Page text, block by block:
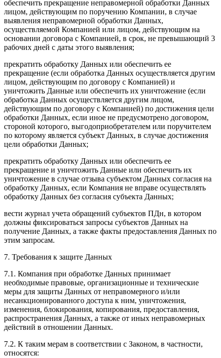
обеспечить прекращение неправомерной обработки Данных
лицом, действующим по поручению Компании, в случае
выявления неправомерной обработки Данных,
осуществляемой Компанией или лицом, действующим на
основании договора с Компанией, в срок, не превышающий 3
рабочих дней с даты этого выявления;
прекратить обработку Данных или обеспечить ее
прекращение (если обработка Данных осуществляется другим
лицом, действующим по договору с Компанией) и
уничтожить Данные или обеспечить их уничтожение (если
обработка Данных осуществляется другим лицом,
действующим по договору с Компанией) по достижения цели
обработки Данных, если иное не предусмотрено договором,
стороной которого, выгодоприобретателем или поручителем
по которому является субъект Данных, в случае достижения
цели обработки Данных;
прекратить обработку Данных или обеспечить ее
прекращение и уничтожить Данные или обеспечить их
уничтожение в случае отзыва субъектом Данных согласия на
обработку Данных, если Компания не вправе осуществлять
обработку Данных без согласия субъекта Данных;
вести журнал учета обращений субъектов ПДн, в котором
должны фиксироваться запросы субъектов Данных на
получение Данных, а также факты предоставления Данных по
этим запросам.
7. Требования к защите Данных
7.1. Компания при обработке Данных принимает
необходимые правовые, организационные и технические
меры для защиты Данных от неправомерного и/или
несанкционированного доступа к ним, уничтожения,
изменения, блокирования, копирования, предоставления,
распространения Данных, а также от иных неправомерных
действий в отношении Данных.
7.2. К таким мерам в соответствии с Законом, в частности,
относятся: